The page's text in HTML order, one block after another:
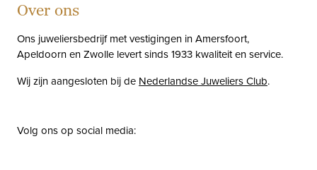
Over ons
Ons juweliersbedrijf met vestigingen in Amersfoort,
Apeldoorn en Zwolle levert sinds 1933 kwaliteit en service.
Wij zijn aangesloten bij de Nederlandse Juweliers Club.
Volg ons op social media: